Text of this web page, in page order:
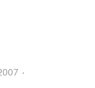
Josep en noviembre 1, 2007 ·